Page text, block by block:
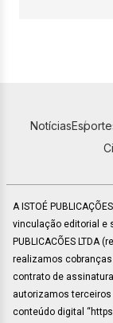
Notícias
A ISTOÉ
vinculação editorial e
PUBLICACÕES
realizamos
contrato de
autorizamos
conteúdo digital